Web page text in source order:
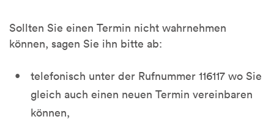
Sollten Sie einen Termin nicht wahrnehmen
können, sagen Sie ihn bitte ab:
telefonisch unter der Rufnummer 116117 wo Sie
gleich auch einen neuen Termin vereinbaren
können,